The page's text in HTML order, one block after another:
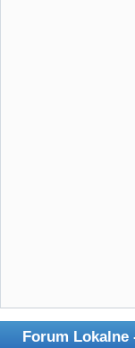
Forum Lokalne